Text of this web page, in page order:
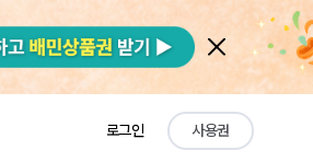
로그인 사용권